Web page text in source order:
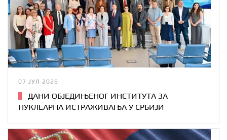
07 ЈУЛ 2026
ДАНИ ОБЈЕДИЊЕНОГ ИНСТИТУТА ЗА
НУКЛЕАРНА ИСТРАЖИВАЊА У СРБИЈИ